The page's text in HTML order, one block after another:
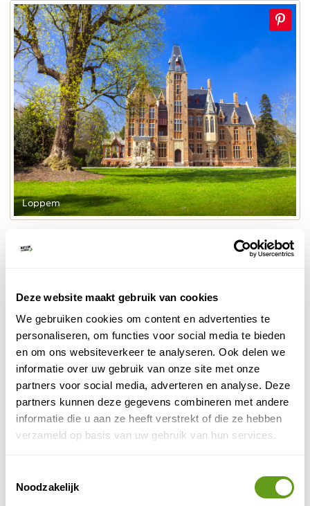
Deze website maakt gebruik van cookies
We gebruiken cookies om content en advertenties te
personaliseren, om functies voor social media te bieden
en om ons websiteverkeer te analyseren. Ook delen we
informatie over uw gebruik van onze site met onze
partners voor social media, adverteren en analyse. Deze
partners kunnen deze gegevens combineren met andere
informatie die u aan ze heeft verstrekt of die ze hebben
verzameld op basis van uw gebruik van hun services.
Noodzakelijk
Loppem
Het Kasteelpark is gratis toegankelijk, voor het doolhof
betaal je een kleine bijdrage. Drie korte wandelroutes
met een natuurgids (onthaal @ zedelgem.be).
4. Damme
Wel eens gehoord van Tijl Uilenspiegel? Dan moet je
zeker Damme bezoeken. Dit pittoreske vestingstadje
ligt langs de Damse Vaart en is een bezoek meer dan
waard. Wandel over eeuwenoude stadswallen, loop
een oude boekenwinkel binnen of rust even uit langs
het met statige bomen omzoomde kanaal. Bij het